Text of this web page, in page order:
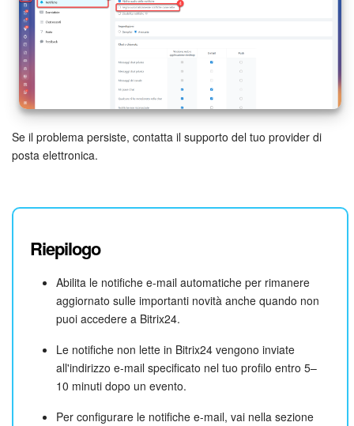
Se il problema persiste, contatta il supporto del tuo provider di
posta elettronica.
Riepilogo
Abilita le notifiche e-mail automatiche per rimanere
aggiornato sulle importanti novità anche quando non
puoi accedere a Bitrix24.
Le notifiche non lette in Bitrix24 vengono inviate
all'indirizzo e-mail specificato nel tuo profilo entro 5–
10 minuti dopo un evento.
Per configurare le notifiche e-mail, vai nella sezione